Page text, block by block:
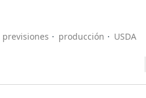
previsiones producción USDA